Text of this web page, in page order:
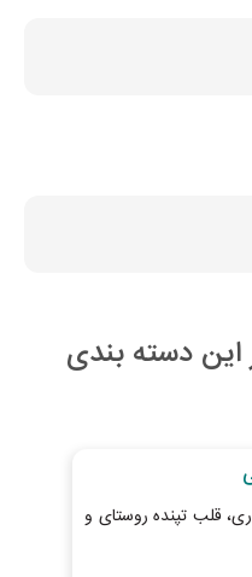
دسته بندی
قلب تپنده روستای و